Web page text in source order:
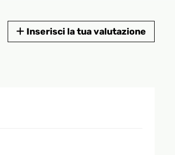
Inserisci la tua valutazione